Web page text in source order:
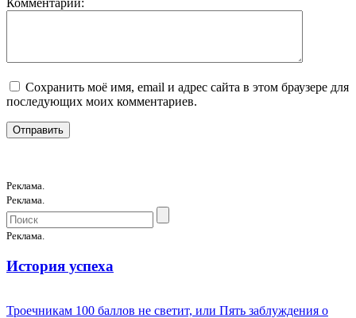
Сохранить моё имя, email и адрес сайта в этом браузере для
последующих моих комментариев.
Реклама.
Реклама.
Реклама.
История успеха
Троечникам 100 баллов не светит, или Пять заблуждения о